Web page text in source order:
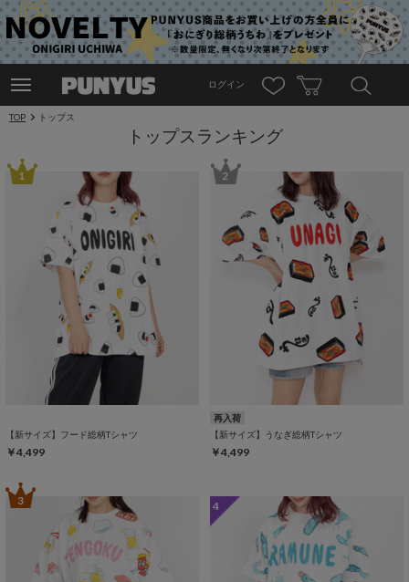
ログイン
TOP トップス
トップスランキング
1
【新サイズ】フード総柄Tシャツ
￥4,499
2
再入荷
【新サイズ】うなぎ総柄Tシャツ
￥4,499
3 4